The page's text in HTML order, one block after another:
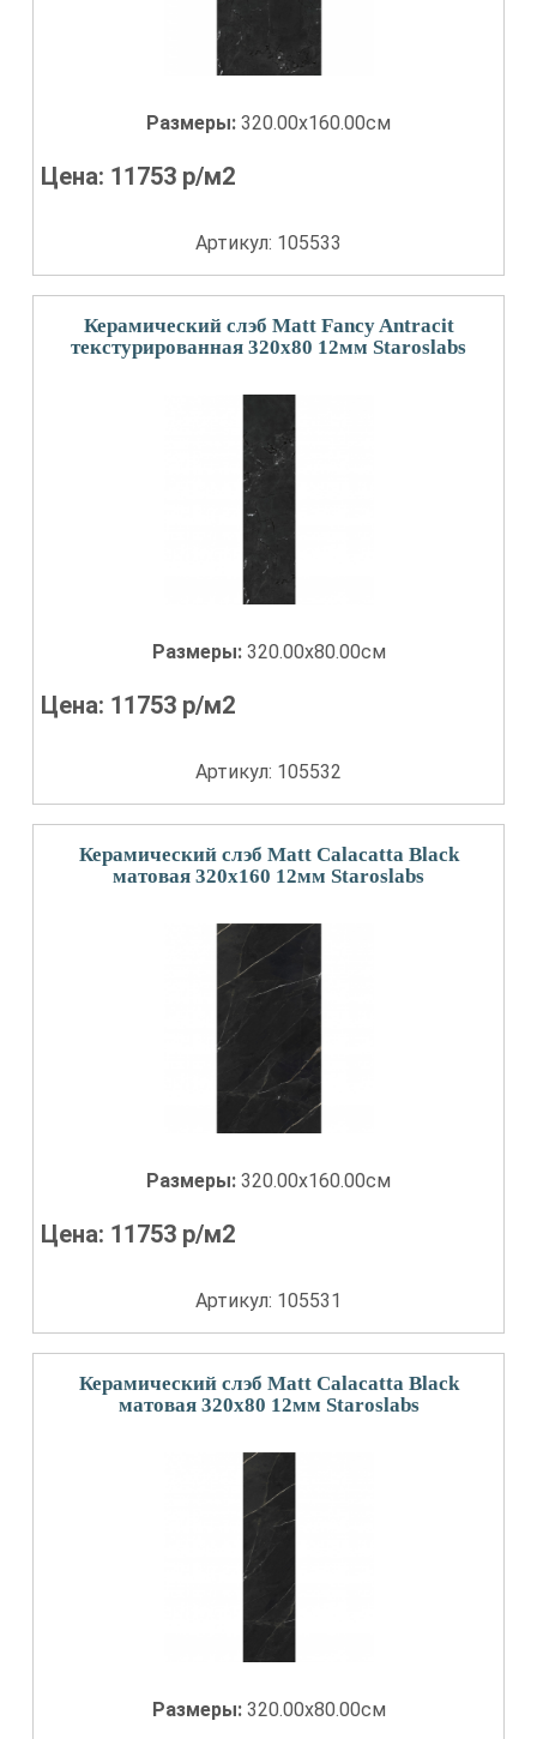
Размеры: 320.00x160.00см
Цена: 11753 р/м2
Артикул: 105533
Керамический слэб Matt Fancy Antracit
текстурированная 320x80 12мм Staroslabs
Размеры: 320.00x80.00см
Цена: 11753 р/м2
Артикул: 105532
Керамический слэб Matt Calacatta Black
матовая 320x160 12мм Staroslabs
Размеры: 320.00x160.00см
Цена: 11753 р/м2
Артикул: 105531
Керамический слэб Matt Calacatta Black
матовая 320x80 12мм Staroslabs
Размеры: 320.00x80.00см